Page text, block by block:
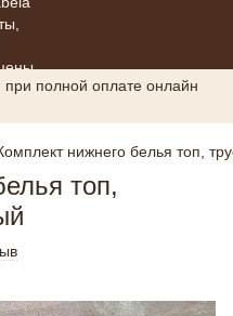
при полной оплате онлайн
нижнего белья топ,
топ,